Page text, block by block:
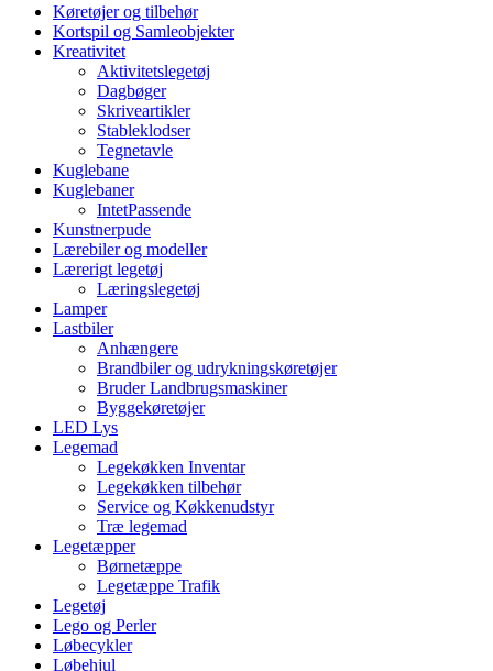
Køretøjer og tilbehør
Kortspil og Samleobjekter
Kreativitet
Aktivitetslegetøj
Dagbøger
Skriveartikler
Stableklodser
Tegnetavle
Kuglebane
Kuglebaner
IntetPassende
Kunstnerpude
Lærebiler og modeller
Lærerigt legetøj
Læringslegetøj
Lamper
Lastbiler
Anhængere
Brandbiler og udrykningskøretøjer
Bruder Landbrugsmaskiner
Byggekøretøjer
LED Lys
Legemad
Legekøkken Inventar
Legekøkken tilbehør
Service og Køkkenudstyr
Træ legemad
Legetæpper
Børnetæppe
Legetæppe Trafik
Legetøj
Lego og Perler
Løbecykler
Løbehjul